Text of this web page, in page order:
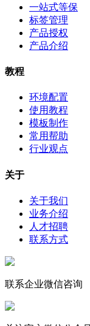
一站式等保
标签管理
产品授权
产品介绍
教程
环境配置
使用教程
模板制作
常用帮助
行业观点
关于
关于我们
业务介绍
人才招聘
联系方式
联系企业微信咨询